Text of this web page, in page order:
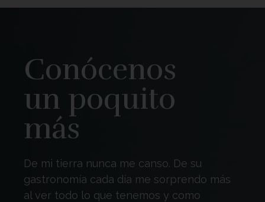
Conócenos
un poquito
más
De mi tierra nunca me canso. De su
gastronomía cada día me sorprendo más
al ver todo lo que tenemos y como